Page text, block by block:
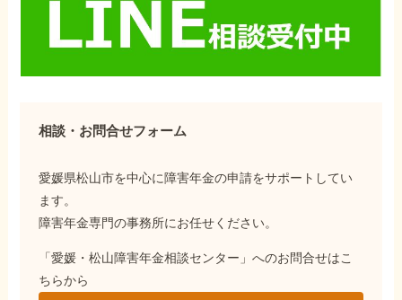
相談・お問合せフォーム
愛媛県松山市を中心に障害年金の申請をサポートしてい
ます。
障害年金専門の事務所にお任せください。
「愛媛・松山障害年金相談センター」へのお問合せはこ
ちらから